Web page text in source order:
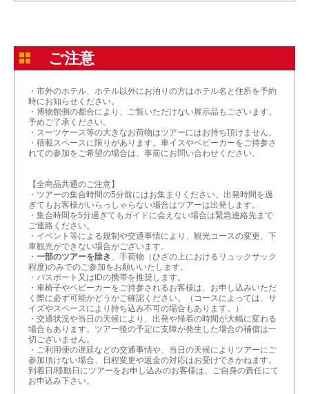
ご注意
・市外のホテル、ホテル以外にお泊りの方はホテル名と住所を予約
時にお知らせください。
・博物館側の都合により、ご覧いただけない展示品もございます。
予めご了承ください。
・スーツケース等の大きなお荷物はツアーにはお持ち頂けません。
・積載スペースに限りがあります。車イスやベビーカーをご持参さ
れての参加をご希望の場合は、事前にお問い合わせください。
【全商品共通のご注意】
・ツアーの集合時間の5分前にはお集まりください。出発時間を過
ぎてもお客様がいらっしゃらない場合はツアーは出発します。
・集合時間を5分過ぎてもガイドに会えない場合は緊急連絡先まで
ご連絡ください。
・イベント等による規制や交通事情により、観光コースの変更、下
車観光ができない場合がございます。
・ 一部のツアーを除き 、手荷物（ひざの上におけるリュックサック
程度)のみでのご参加をお願いいたします。
・パスポート又はIDの携帯を推奨します。
・車椅子やベビーカーをご持参されるお客様は、お申し込みいただ
く際に必ず可能かどうかご確認ください。（コースによっては、サ
イズやスペースにより持ち込み不可の場合もあります。）
・交通状況や当日の天候により、出発や帰着の時間が大幅に変わる
場合もあります。ツアー後の予定に支障が発生した場合の補償は一
切ございません。
・ご利用便の遅延などの交通事情や、当日の天候によりツアーにご
参加頂けない場合、日程変更や返金の対応はお受けできかねます。
到着日/移動日にツアーをお申し込みのお客様は、ご自身の責任にて
お申込み下さい。